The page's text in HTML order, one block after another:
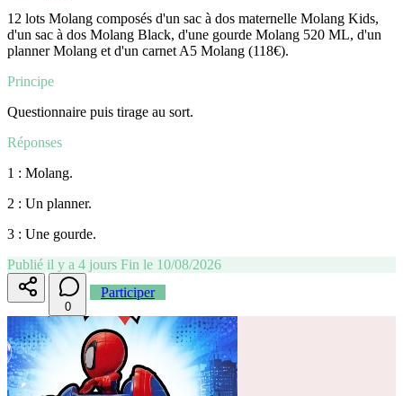
12 lots Molang composés d'un sac à dos maternelle Molang Kids,
d'un sac à dos Molang Black, d'une gourde Molang 520 ML, d'un
planner Molang et d'un carnet A5 Molang (118€).
Principe
Questionnaire puis tirage au sort.
Réponses
1 : Molang.
2 : Un planner.
3 : Une gourde.
Publié il y a 4 jours Fin le 10/08/2026
0
Participer